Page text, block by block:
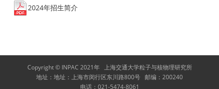
2024年招生简介
Copyright © INPAC 2021年
上海交通大学粒子与核物理研究所
地址： 地址：上海市闵行区东川路800号 邮编： 200240
电话： 021-5474-8061